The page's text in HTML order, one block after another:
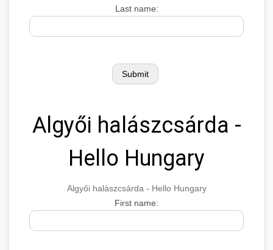
Last name:
Algyői halászcsárda -
Hello Hungary
Algyői halászcsárda - Hello Hungary
First name: